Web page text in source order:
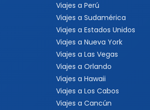
Viajes a Perú
Viajes a Sudamérica
Viajes a Estados Unidos
Viajes a Nueva York
Viajes a Las Vegas
Viajes a Orlando
Viajes a Hawaii
Viajes a Los Cabos
Viajes a Cancún